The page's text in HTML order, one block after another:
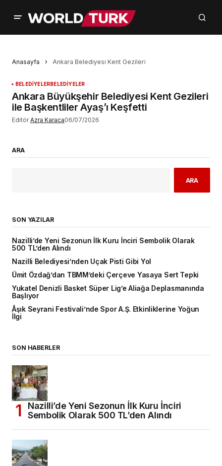
Anasayfa Ankara Belediyesi Kent Gezileri
BELEDİYELERBELEDİYELER
Ankara Büyükşehir Belediyesi Kent Gezileri
ile Başkentliler Ayaş’ı Keşfetti
Editör Azra Karaca06/07/2026
ARA
ARA
SON YAZILAR
Nazilli’de Yeni Sezonun İlk Kuru İnciri Sembolik Olarak
500 TL’den Alındı
Nazilli Belediyesi’nden Uçak Pisti Gibi Yol
Ümit Özdağ’dan TBMM’deki Çerçeve Yasaya Sert Tepki
Yukatel Denizli Basket Süper Lig’e Aliağa Deplasmanında
Başlıyor
Âşık Seyrani Festivali’nde Spor A.Ş. Etkinliklerine Yoğun
İlgi
SON HABERLER
Nazilli’de Yeni Sezonun İlk Kuru İnciri
Sembolik Olarak 500 TL’den Alındı